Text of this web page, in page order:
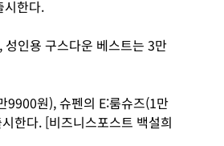
시한다.
인용 구스다운 베스트는 3만
9900원), 슈펜의 E:룸슈즈(1만
한다. [비즈니스포스트 백설희